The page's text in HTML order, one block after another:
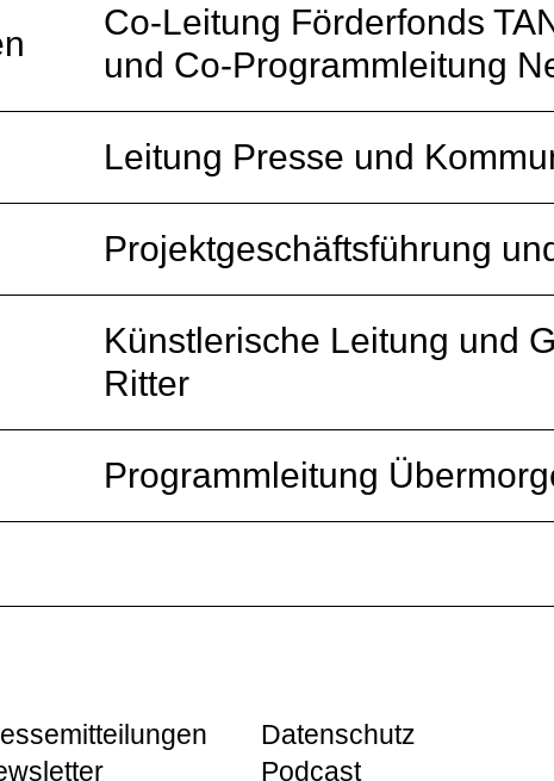
Co-Leitung Förderfonds
und Co-Programmleitung
Leitung Presse und
Projektgeschäftsführung
Künstlerische Leitung und
Ritter
Programmleitung
Datenschutz
Podcast